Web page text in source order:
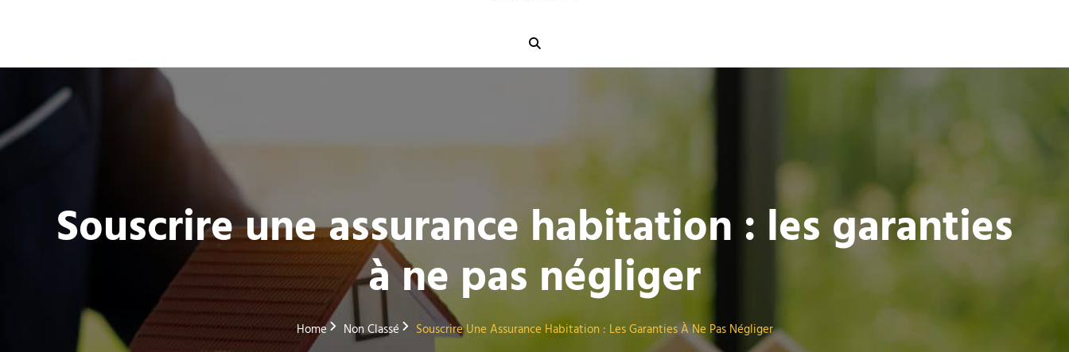
Souscrire une assurance habitation : les garanties
à ne pas négliger
Home Non Classé Souscrire Une Assurance Habitation : Les Garanties À Ne Pas Négliger